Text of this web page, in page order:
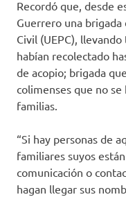
Recordó que, desde
Guerrero una
Civil (UEPC),
habían recolectado
de acopio; brigada
colimenses que no
familias.
“Si hay personas de
familiares suyos
comunicación o
hagan llegar sus